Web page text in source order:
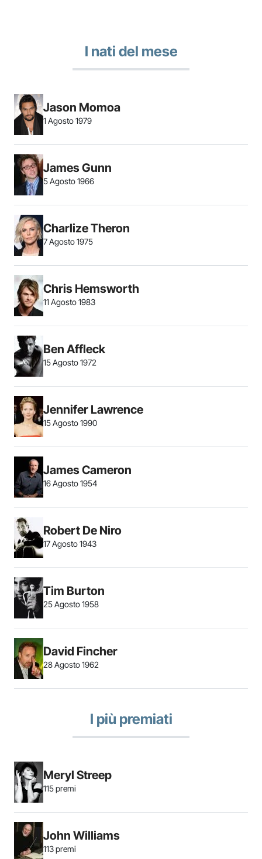
I nati del mese
Jason Momoa
1 Agosto 1979
James Gunn
5 Agosto 1966
Charlize Theron
7 Agosto 1975
Chris Hemsworth
11 Agosto 1983
Ben Affleck
15 Agosto 1972
Jennifer Lawrence
15 Agosto 1990
James Cameron
16 Agosto 1954
Robert De Niro
17 Agosto 1943
Tim Burton
25 Agosto 1958
David Fincher
28 Agosto 1962
I più premiati
Meryl Streep
115 premi
John Williams
113 premi